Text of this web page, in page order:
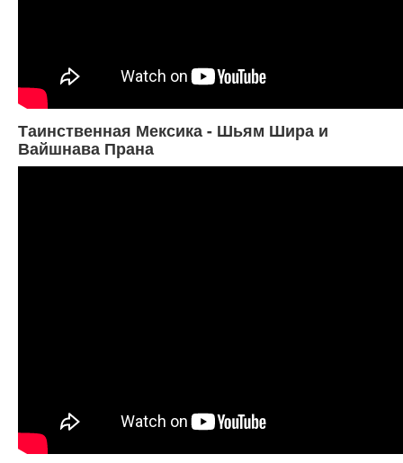
Таинственная Мексика - Шьям Шира и
Вайшнава Прана